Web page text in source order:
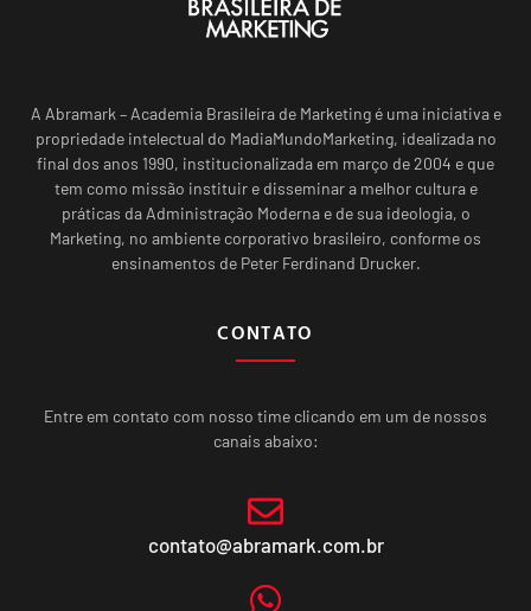
A Abramark – Academia Brasileira de Marketing é uma iniciativa e
propriedade intelectual do MadiaMundoMarketing, idealizada no
final dos anos 1990, institucionalizada em março de 2004 e que
tem como missão instituir e disseminar a melhor cultura e
práticas da Administração Moderna e de sua ideologia, o
Marketing, no ambiente corporativo brasileiro, conforme os
ensinamentos de Peter Ferdinand Drucker.
CONTATO
Entre em contato com nosso time clicando em um de nossos
canais abaixo:
contato@abramark.com.br